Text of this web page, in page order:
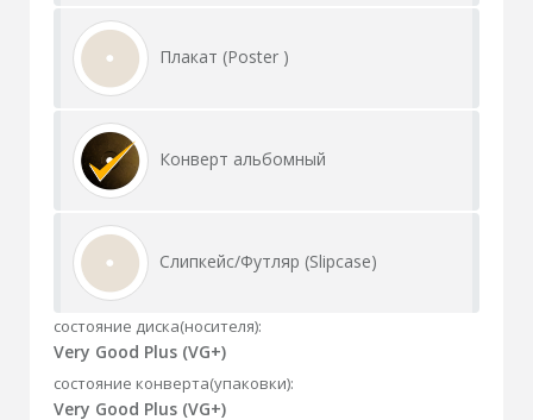
Плакат (Poster )
Конверт альбомный
Слипкейс/Футляр (Slipcase)
состояние диска(носителя):
Very Good Plus (VG+)
состояние конверта(упаковки):
Very Good Plus (VG+)